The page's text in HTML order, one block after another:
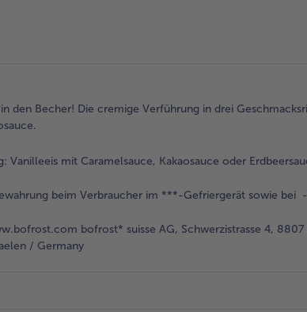
in den Becher! Die cremige Verführung in drei
Vanilleeis mit Caramelsauce, Kakaosauce oder
beim Verbraucher im ***-Gefriergerät sowie bei -
bofrost* suisse AG, Schwerzistrasse 4,
/ Germany